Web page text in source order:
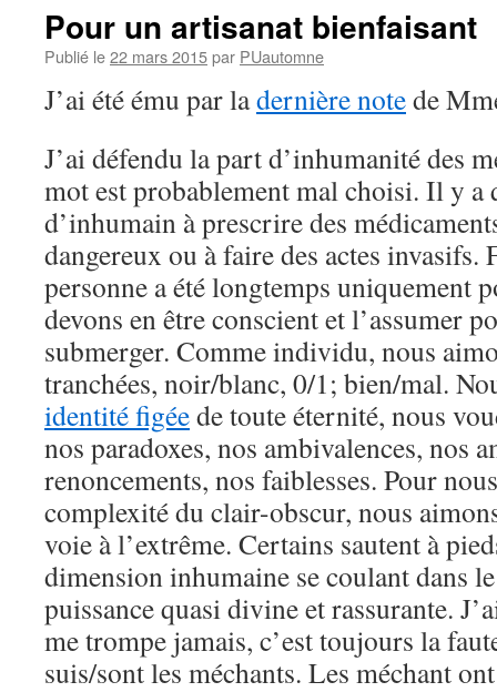
Pour un artisanat bienfaisant
Publié le22 mars 2015par PUautomne
J’ai été ému par ladernière notede
J’ai défendu la part d’inhumanité des
mot est probablement mal choisi. Il y a
d’inhumain à prescrire des
dangereux ou à faire des actes invasifs.
personne a été longtemps uniquement
devons en être conscient et l’assumer
submerger. Comme individu, nous
tranchées, noir/blanc, 0/1; bien/mal.
identité figéede toute éternité, nous
nos paradoxes, nos ambivalences, nos
renoncements, nos faiblesses. Pour
complexité du clair-obscur, nous
voie à l’extrême. Certains sautent à
dimension inhumaine se coulant dans
puissance quasi divine et rassurante.
me trompe jamais, c’est toujours la
suis/sont les méchants. Les méchant